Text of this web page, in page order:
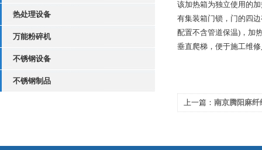
热处理设备
万能粉碎机
不锈钢设备
不锈钢制品
该加热箱为独立使用的
有集装箱门锁，门的四
配置不含管道保温)，加
垂直爬梯，便于施工维
上一篇： 南京腾阳麻纤